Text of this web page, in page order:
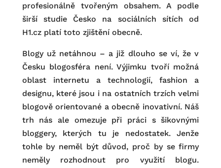
profesionálně tvořeným obsahem. A podle
širší studie Česko na sociálních sítích od
H1.cz platí toto zjištění obecně.
Blogy už netáhnou – a již dlouho se ví, že v
Česku blogosféra není. Výjimku tvoří možná
oblast internetu a technologií, fashion a
designu, které jsou i na ostatních trzích velmi
blogově orientované a obecně inovativní. Náš
trh nás ale omezuje při práci s šikovnými
bloggery, kterých tu je nedostatek. Jenže
tohle by neměl být důvod, proč by se firmy
neměly rozhodnout pro využití blogu.